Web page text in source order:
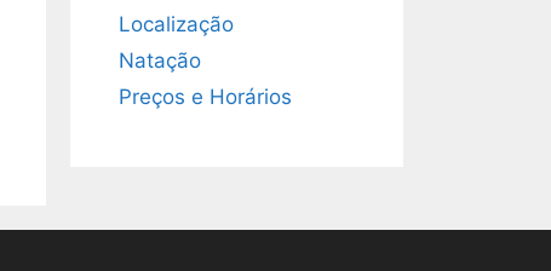
Localização
Natação
Preços e Horários